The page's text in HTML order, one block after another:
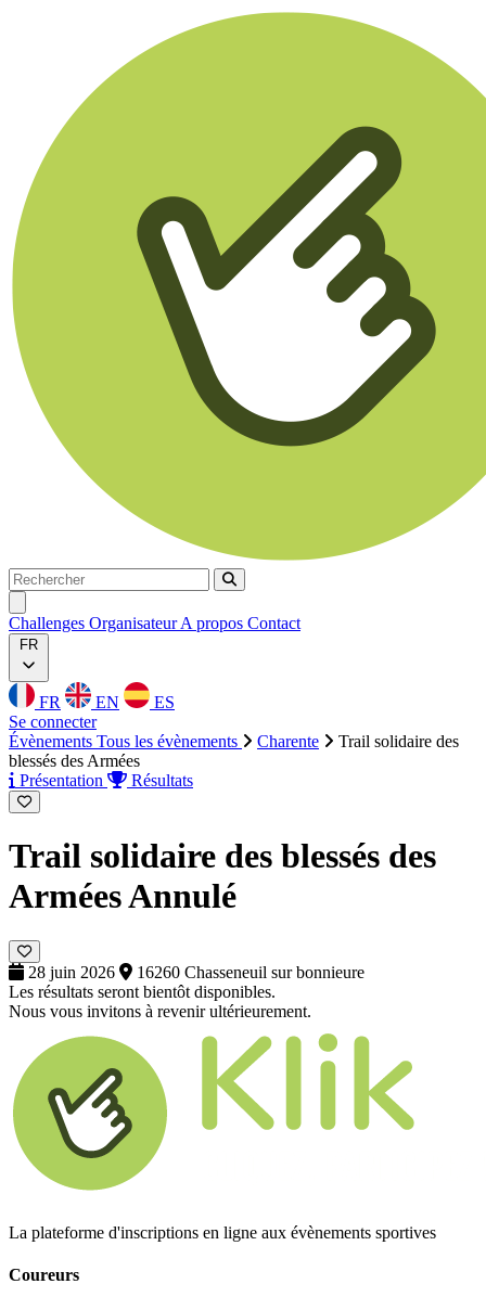
Rechercher
Rechercher
Challenges OrganisateurA propos Contact
FR
FR EN
ES
Se connecter
Évènements Tous les évènements Charente
Trail solidaire des
blessés des Armées
Présentation
Résultats
Trail solidaire des blessés des
ArméesAnnulé
28 juin 2026
16260 Chasseneuil sur bonnieure
Les résultats seront bientôt disponibles.
Nous vous invitons à revenir ultérieurement.
La plateforme d'inscriptions en ligne aux évènements sportives
Coureurs